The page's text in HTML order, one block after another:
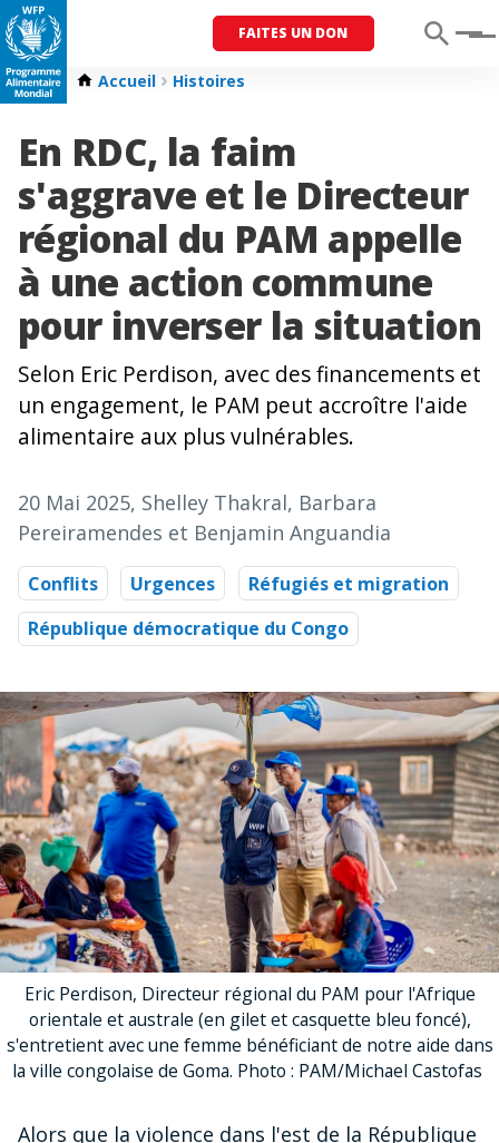
FAITES UN DON Menu
Accueil Histoires
En RDC, la faim
s'aggrave et le Directeur
régional du PAM appelle
à une action commune
pour inverser la situation
Selon Eric Perdison, avec des financements et
un engagement, le PAM peut accroître l'aide
alimentaire aux plus vulnérables.
20 Mai 2025, Shelley Thakral, Barbara
Pereiramendes et Benjamin Anguandia
Conflits Urgences
Réfugiés et migration
République démocratique du Congo
Eric Perdison, Directeur régional du PAM pour l'Afrique
orientale et australe (en gilet et casquette bleu foncé),
s'entretient avec une femme bénéficiant de notre aide dans
la ville congolaise de Goma. Photo : PAM/Michael Castofas
Alors que la violence dans l'est de la République